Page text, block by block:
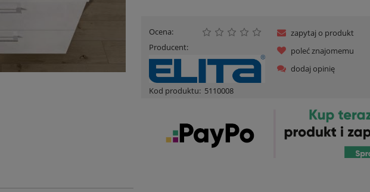
Ocena:
Producent:
Kod produktu: 5110008
zapytaj o produkt
poleć znajomemu
dodaj opinię